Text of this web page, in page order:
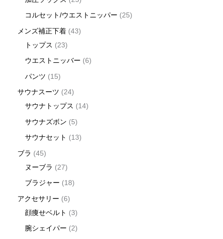
コルセット/ウエストニッパー
25
メンズ補正下着 43
トップス
23
ウエストニッバー
6
パンツ
15
サウナスーツ
24
サウナトップス
14
サウナズボン
5
サウナセット
13
ブラ
45
ヌーブラ
27
ブラジャー
18
アクセサリー
6
顔痩せベルト
3
腕シェイパー
2